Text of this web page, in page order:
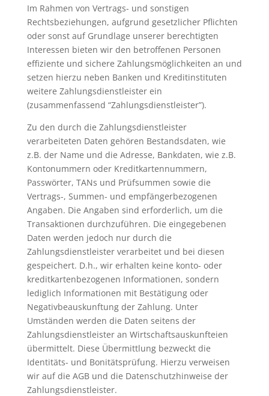
Im Rahmen von Vertrags- und sonstigen
Rechtsbeziehungen, aufgrund gesetzlicher Pflichten
oder sonst auf Grundlage unserer berechtigten
Interessen bieten wir den betroffenen Personen
effiziente und sichere Zahlungsmöglichkeiten an und
setzen hierzu neben Banken und Kreditinstituten
weitere Zahlungsdienstleister ein
(zusammenfassend “Zahlungsdienstleister”).
Zu den durch die Zahlungsdienstleister
verarbeiteten Daten gehören Bestandsdaten, wie
z.B. der Name und die Adresse, Bankdaten, wie z.B.
Kontonummern oder Kreditkartennummern,
Passwörter, TANs und Prüfsummen sowie die
Vertrags-, Summen- und empfängerbezogenen
Angaben. Die Angaben sind erforderlich, um die
Transaktionen durchzuführen. Die eingegebenen
Daten werden jedoch nur durch die
Zahlungsdienstleister verarbeitet und bei diesen
gespeichert. D.h., wir erhalten keine konto- oder
kreditkartenbezogenen Informationen, sondern
lediglich Informationen mit Bestätigung oder
Negativbeauskunftung der Zahlung. Unter
Umständen werden die Daten seitens der
Zahlungsdienstleister an Wirtschaftsauskunfteien
übermittelt. Diese Übermittlung bezweckt die
Identitäts- und Bonitätsprüfung. Hierzu verweisen
wir auf die AGB und die Datenschutzhinweise der
Zahlungsdienstleister.